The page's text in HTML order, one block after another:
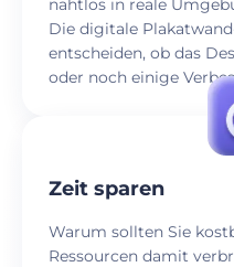
nahtlos in reale
Die digitale
entscheiden, ob das
oder noch einige
Zeit sparen
Warum sollten Sie
Ressourcen damit